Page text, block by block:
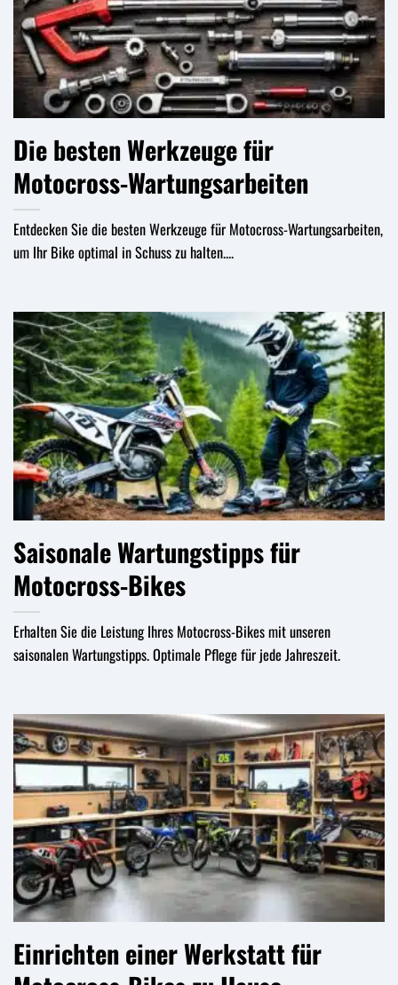
Die besten Werkzeuge für
Motocross-Wartungsarbeiten
Entdecken Sie die besten Werkzeuge für Motocross-Wartungsarbeiten,
um Ihr Bike optimal in Schuss zu halten....
Saisonale Wartungstipps für
Motocross-Bikes
Erhalten Sie die Leistung Ihres Motocross-Bikes mit unseren
saisonalen Wartungstipps. Optimale Pflege für jede Jahreszeit.
Einrichten einer Werkstatt für